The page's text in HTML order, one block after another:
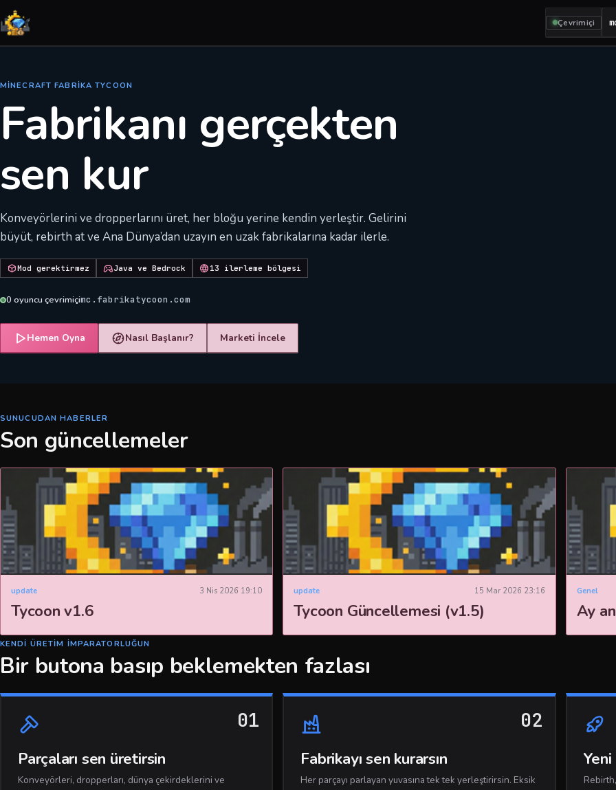
Çevrimiçi
MINECRAFT FABRIKA TYCOON
Fabrikanı gerçekten
sen kur
Konveyörlerini ve dropperlarını üret, her bloğu yerine kendin yerleştir. Gelirini
büyüt, rebirth at ve Ana Dünya’dan uzayın en uzak fabrikalarına kadar ilerle.
Mod gerektirmez Java ve Bedrock 13 ilerleme bölgesi
0 oyuncu çevrimiçimc.fabrikatycoon.com
Hemen Oyna Nasıl Başlanır? Marketi İncele
SUNUCUDAN HABERLER
Son güncellemeler
update 3 Nis 2026 19:10
Tycoon v1.6
update 15 Mar 2026 23:16
Tycoon Güncellemesi (v1.5)
Genel
Ay
KENDI ÜRETIM IMPARATORLUĞUN
Bir butona basıp beklemekten fazlası
01
Parçaları sen üretirsin
Konveyörleri, dropperları, dünya çekirdeklerini ve
02
Fabrikayı sen kurarsın
Her parçayı parlayan yuvasına tek tek yerleştirirsin. Eksik
Yeni